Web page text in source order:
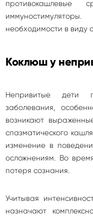
противокашлевые
необходимости в виду
Коклюш у
Непривитые дети
заболевания,
возникают
спазматического
изменение в
осложнениям. Во
потеря сознания.
Учитывая
назначают